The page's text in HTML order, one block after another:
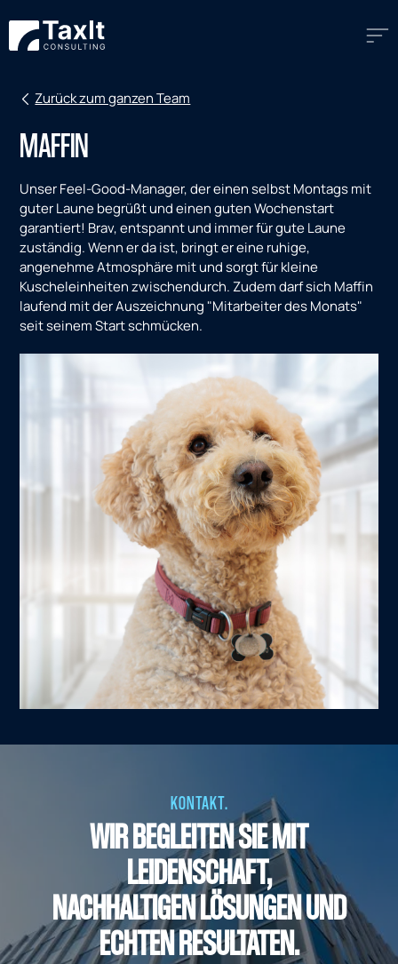
Zurück zum ganzen Team
MAFFIN
Unser Feel-Good-Manager, der einen selbst Montags mit
guter Laune begrüßt und einen guten Wochenstart
garantiert! Brav, entspannt und immer für gute Laune
zuständig. Wenn er da ist, bringt er eine ruhige,
angenehme Atmosphäre mit und sorgt für kleine
Kuscheleinheiten zwischendurch. Zudem darf sich Maffin
laufend mit der Auszeichnung "Mitarbeiter des Monats"
seit seinem Start schmücken.
KONTAKT.
WIR BEGLEITEN SIE MIT
LEIDENSCHAFT,
NACHHALTIGEN LÖSUNGEN UND
ECHTEN RESULTATEN.